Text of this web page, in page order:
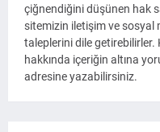
çiğnendiğini düşünen hak
sitemizin iletişim ve sosyal
taleplerini dile getirebilirler.
hakkında içeriğin altına
adresine yazabilirsiniz.